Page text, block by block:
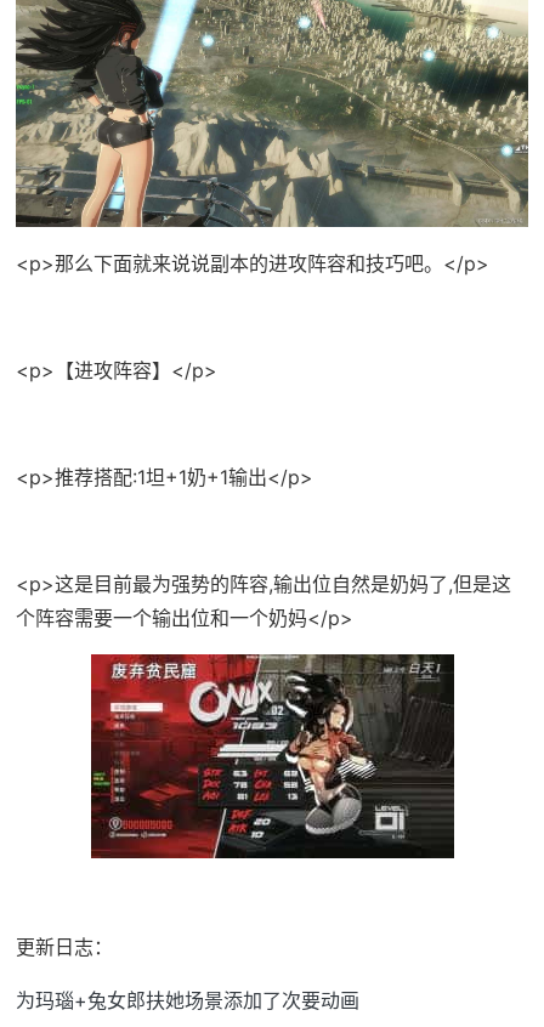
<p>那么下面就来说说副本的进攻阵容和技巧吧。</p>
<p>【进攻阵容】</p>
<p>推荐搭配:1坦+1奶+1输出</p>
<p>这是目前最为强势的阵容,输出位自然是奶妈了,但是这
个阵容需要一个输出位和一个奶妈</p>
更新日志：
为玛瑙+兔女郎扶她场景添加了次要动画